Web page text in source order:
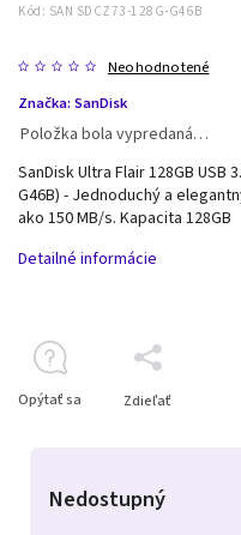
Kód: SAN SDCZ73-128G-G46B
Neohodnotené
Značka: SanDisk
Nedostupný
Položka bola vypredaná…
SanDisk Ultra Flair 128GB USB
G46B) - Jednoduchý a
ako 150 MB/s. Kapacita 128GB
Detailné informácie
Opýtať sa Zdieľať